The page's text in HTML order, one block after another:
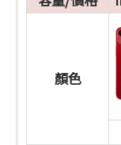
顏色